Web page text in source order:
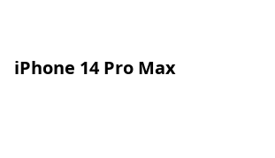
iPhone 14 Pro Max